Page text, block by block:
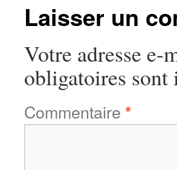
Laisser un
Votre adresse e-
obligatoires
Commentaire *